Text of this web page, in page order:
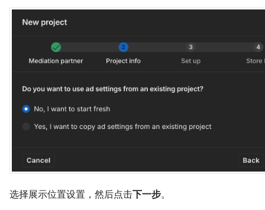
选择展示位置设置，然后点击下一步。